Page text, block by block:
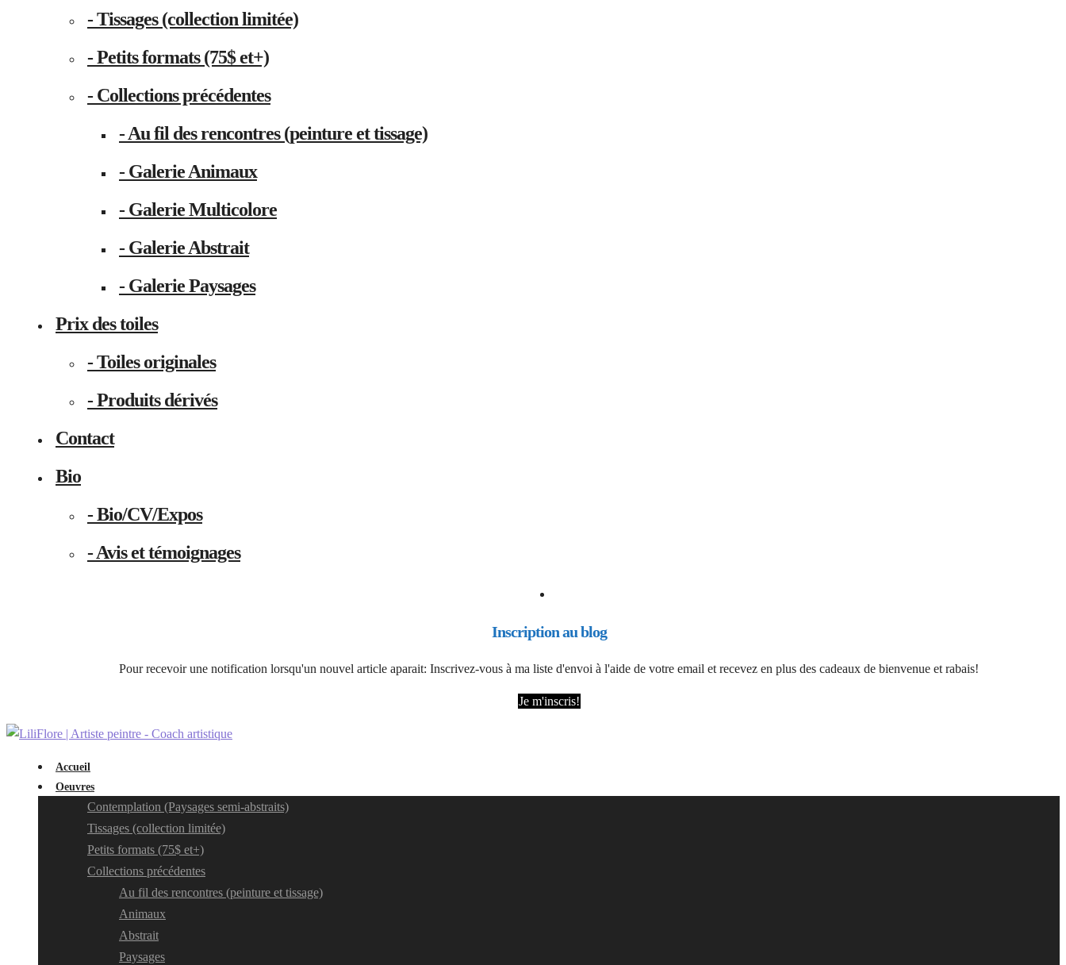
- Tissages (collection limitée)
- Petits formats (75$ et+)
- Collections précédentes
- Au fil des rencontres (peinture et tissage)
- Galerie Animaux
- Galerie Multicolore
- Galerie Abstrait
- Galerie Paysages
Prix des toiles
- Toiles originales
- Produits dérivés
Contact
Bio
- Bio/CV/Expos
- Avis et témoignages
Inscription au blog
Pour recevoir une notification lorsqu'un nouvel article aparait: Inscrivez-vous à ma liste d'envoi à l'aide de votre email et recevez en plus des cadeaux de bienvenue et rabais!
Je m'inscris!
Accueil
Oeuvres
Contemplation (Paysages semi-abstraits)
Tissages (collection limitée)
Petits formats (75$ et+)
Collections précédentes
Au fil des rencontres (peinture et tissage)
Animaux
Abstrait
Paysages